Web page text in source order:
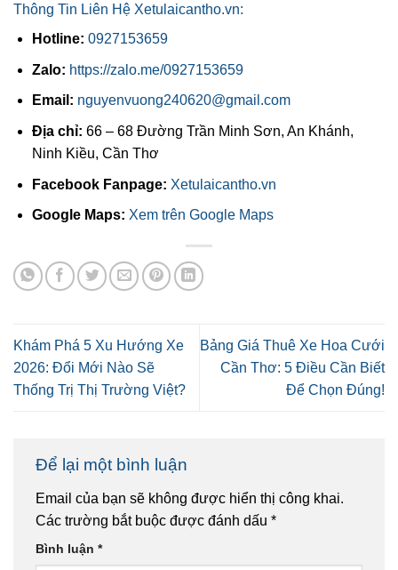
Thông Tin Liên Hệ Xetulaicantho.vn:
Hotline: 0927153659
Zalo: https://zalo.me/0927153659
Email: nguyenvuong240620@gmail.com
Địa chỉ: 66 – 68 Đường Trần Minh Sơn, An Khánh,
Ninh Kiều, Cần Thơ
Facebook Fanpage: Xetulaicantho.vn
Google Maps: Xem trên Google Maps
Khám Phá 5 Xu Hướng Xe
2026: Đổi Mới Nào Sẽ
Thống Trị Thị Trường Việt?
Bảng Giá Thuê Xe Hoa Cưới
Cần Thơ: 5 Điều Cần Biết
Để Chọn Đúng!
Để lại một bình luận
Email của bạn sẽ không được hiển thị công khai.
Các trường bắt buộc được đánh dấu *
Bình luận *